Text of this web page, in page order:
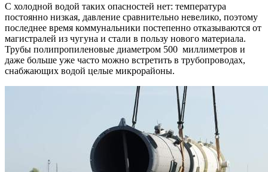
С холодной водой таких опасностей нет: температура
постоянно низкая, давление сравнительно невелико, поэтому
последнее время коммунальники постепенно отказываются от
магистралей из чугуна и стали в пользу нового материала.
Трубы полипропиленовые диаметром 500 миллиметров и
даже больше уже часто можно встретить в трубопроводах,
снабжающих водой целые микрорайоны.